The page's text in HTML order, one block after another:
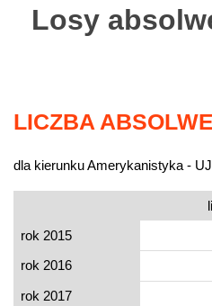
Losy
LICZBA
dla kierunku Amerykanistyka -
rok 2015
rok 2016
rok 2017